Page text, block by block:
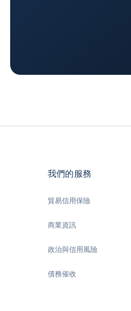
我們的服務
貿易信用保險
商業資訊
政治與信用風險
債務催收